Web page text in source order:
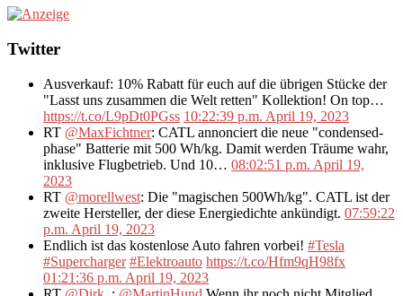
Twitter
Ausverkauf: 10% Rabatt für euch auf die übrigen Stücke der
"Lasst uns zusammen die Welt retten" Kollektion! On top…
https://t.co/L9pDt0PGss 10:22:39 p.m. April 19, 2023
RT @MaxFichtner: CATL annonciert die neue "condensed-
phase" Batterie mit 500 Wh/kg. Damit werden Träume wahr,
inklusive Flugbetrieb. Und 10… 08:02:51 p.m. April 19,
2023
RT @morellwest: Die "magischen 500Wh/kg". CATL ist der
zweite Hersteller, der diese Energiedichte ankündigt. 07:59:22
p.m. April 19, 2023
Endlich ist das kostenlose Auto fahren vorbei! #Tesla
#Supercharger #Elektroauto https://t.co/Hfm9qH98fx
01:21:36 p.m. April 19, 2023